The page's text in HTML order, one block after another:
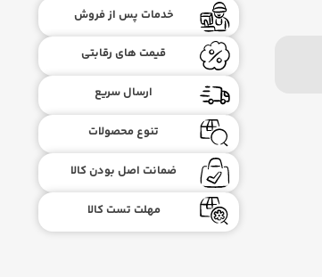
خدمات پس از فروش
قیمت های رقابتی
ارسال سریع
تنوع محصولات
ضمانت اصل بودن کالا
مهلت تست کالا